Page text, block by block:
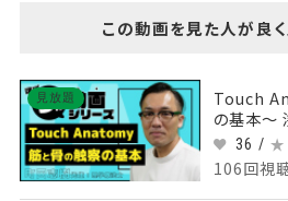
この動画を見た人が良
見放題
Touch
の基本～
36 /
106回視